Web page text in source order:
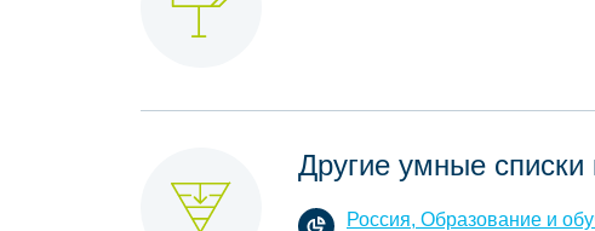
Другие умные списки
Россия, Образование и